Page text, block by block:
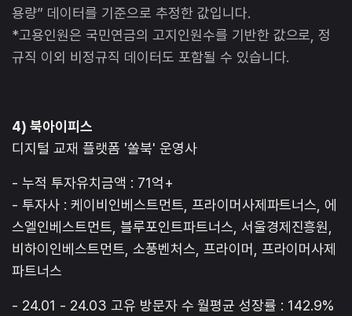
용량” 데이터를 기준으로 추정한 값입니다.
*고용인원은 국민연금의 고지인원수를 기반한 값으로, 정
규직 이외 비정규직 데이터도 포함될 수 있습니다.
4) 북아이피스
디지털 교재 플랫폼 '쏠북' 운영사
- 누적 투자유치금액 : 71억+
- 투자사 : 케이비인베스트먼트, 프라이머사제파트너스, 에
스엘인베스트먼트, 블루포인트파트너스, 서울경제진흥원,
비하이인베스트먼트, 소풍벤처스, 프라이머, 프라이머사제
파트너스
- 24.01 - 24.03 고유 방문자 수 월평균 성장률 : 142.9%